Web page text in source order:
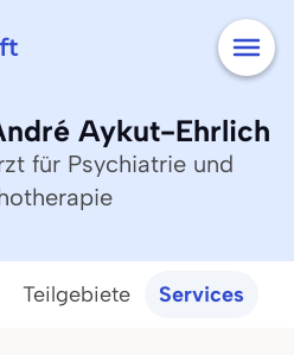
Aykut-Ehrlich
für Psychiatrie und
Teilgebiete Services